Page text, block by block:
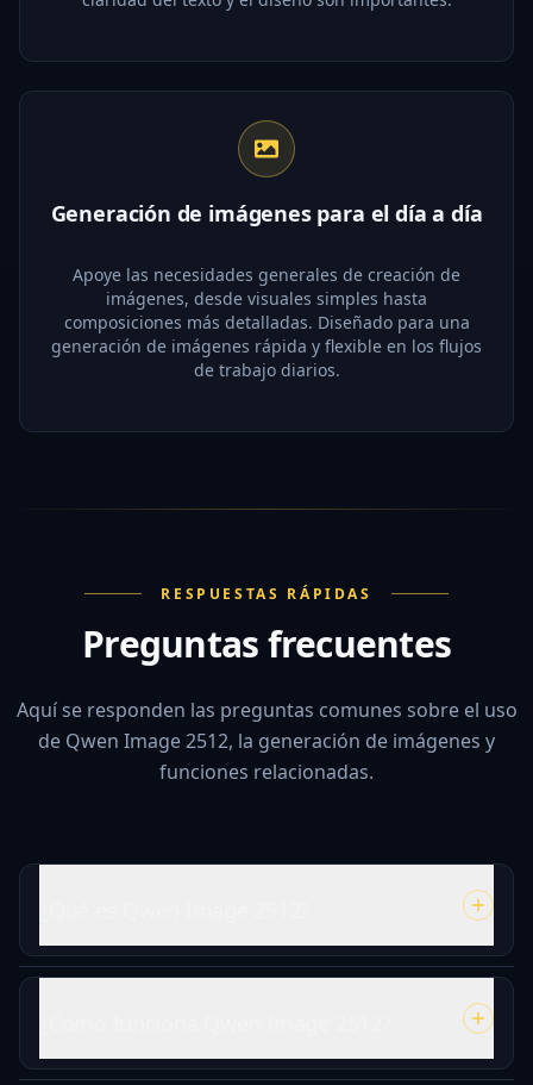
Generación de imágenes para el día a día
Apoye las necesidades generales de creación de
imágenes, desde visuales simples hasta
composiciones más detalladas. Diseñado para una
generación de imágenes rápida y flexible en los flujos
de trabajo diarios.
RESPUESTAS RÁPIDAS
Preguntas frecuentes
Aquí se responden las preguntas comunes sobre el uso
de Qwen Image 2512, la generación de imágenes y
funciones relacionadas.